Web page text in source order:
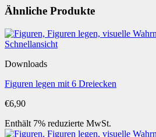
Ähnliche Produkte
Schnellansicht
Downloads
Figuren legen mit 6 Dreiecken
€6,90
Enthält 7% reduzierte MwSt.